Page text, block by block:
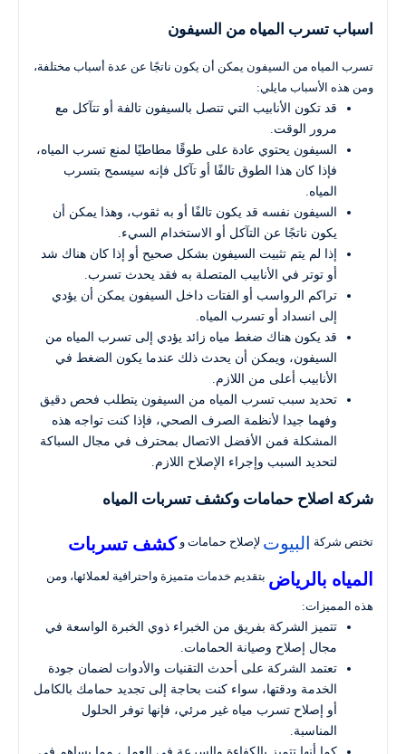
اسباب تسرب المياه من السيفون
تسرب المياه من السيفون يمكن أن يكون ناتجًا عن عدة أسباب مختلفة،
ومن هذه الأسباب مايلي:
قد تكون الأنابيب التي تتصل بالسيفون تالفة أو تتآكل مع
مرور الوقت.
السيفون يحتوي عادة على طوقًا مطاطيًا لمنع تسرب المياه،
فإذا كان هذا الطوق تالفًا أو تآكل فإنه سيسمح بتسرب
المياه.
السيفون نفسه قد يكون تالفًا أو به ثقوب، وهذا يمكن أن
يكون ناتجًا عن التآكل أو الاستخدام السيء.
إذا لم يتم تثبيت السيفون بشكل صحيح أو إذا كان هناك شد
أو توتر في الأنابيب المتصلة به فقد يحدث تسرب.
تراكم الرواسب أو الفتات داخل السيفون يمكن أن يؤدي
إلى انسداد أو تسرب المياه.
قد يكون هناك ضغط مياه زائد يؤدي إلى تسرب المياه من
السيفون، ويمكن أن يحدث ذلك عندما يكون الضغط في
الأنابيب أعلى من اللازم.
تحديد سبب تسرب المياه من السيفون يتطلب فحص دقيق
وفهما جيدا لأنظمة الصرف الصحي، فإذا كنت تواجه هذه
المشكلة فمن الأفضل الاتصال بمحترف في مجال السباكة
لتحديد السبب وإجراء الإصلاح اللازم.
شركة اصلاح حمامات وكشف تسربات المياه
تختص شركة البيوت لإصلاح حمامات وكشف تسربات
المياه بالرياض بتقديم خدمات متميزة واحترافية لعملائها، ومن
هذه المميزات:
تتميز الشركة بفريق من الخبراء ذوي الخبرة الواسعة في
مجال إصلاح وصيانة الحمامات.
تعتمد الشركة على أحدث التقنيات والأدوات لضمان جودة
الخدمة ودقتها، سواء كنت بحاجة إلى تجديد حمامك بالكامل
أو إصلاح تسرب مياه غير مرئي، فإنها توفر الحلول
المناسبة.